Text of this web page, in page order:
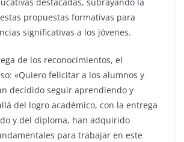
destacadas, subrayando la
propuestas formativas para
significativas a los jóvenes.
de los reconocimientos, el
«Quiero felicitar a los alumnos y
decidido seguir aprendiendo y
del logro académico, con la entrega
y del diploma, han adquirido
para trabajar en este